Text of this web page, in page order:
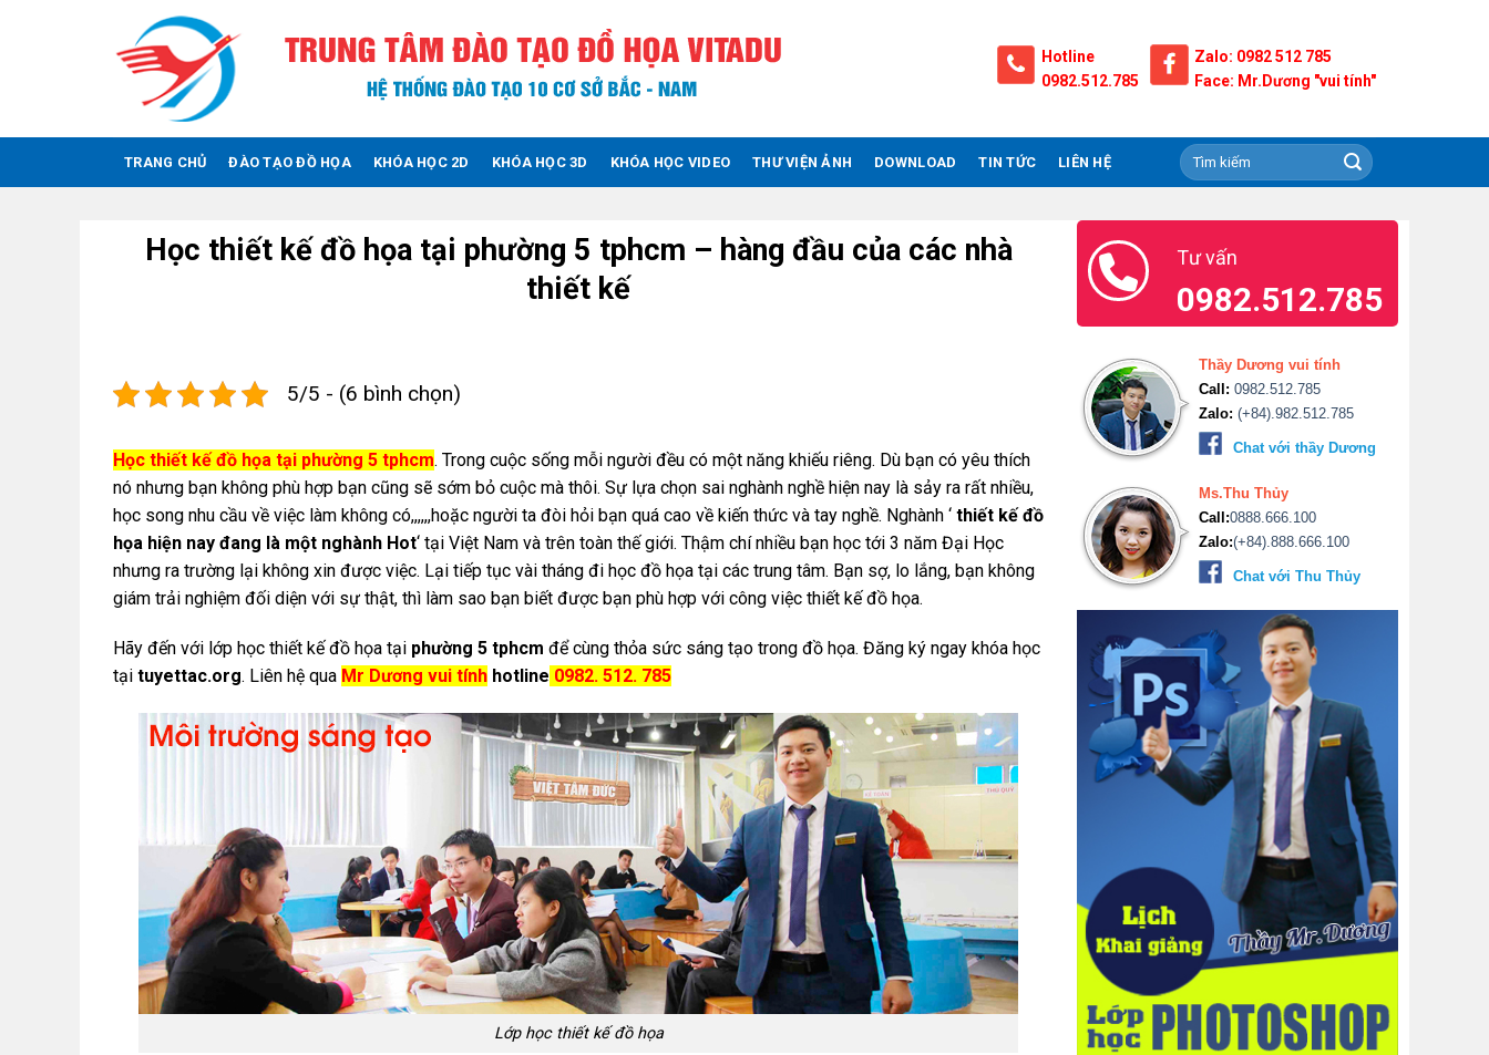
Hotline
0982.512.785
Zalo: 0982 512 785
Face: Mr.Dương "vui tính"
TRANG CHỦ ĐÀO TẠO ĐỒ HỌA KHÓA HỌC 2D KHÓA HỌC 3D KHÓA HỌC VIDEO THƯ VIỆN ẢNH DOWNLOAD TIN TỨC LIÊN HỆ
Học thiết kế đồ họa tại phường 5 tphcm – hàng đầu của các nhà
thiết kế
5/5 - (6 bình chọn)
Học thiết kế đồ họa tại phường 5 tphcm. Trong cuộc sống mỗi người đều có một năng khiếu riêng. Dù bạn có yêu thích
nó nhưng bạn không phù hợp bạn cũng sẽ sớm bỏ cuộc mà thôi. Sự lựa chọn sai nghành nghề hiện nay là sảy ra rất nhiều,
học song nhu cầu về việc làm không có,,,,,,hoặc người ta đòi hỏi bạn quá cao về kiến thức và tay nghề. Nghành ‘ thiết kế đồ
họa hiện nay đang là một nghành Hot‘ tại Việt Nam và trên toàn thế giới. Thậm chí nhiều bạn học tới 3 năm Đại Học
nhưng ra trường lại không xin được việc. Lại tiếp tục vài tháng đi học đồ họa tại các trung tâm. Bạn sợ, lo lắng, bạn không
giám trải nghiệm đối diện với sự thật, thì làm sao bạn biết được bạn phù hợp với công việc thiết kế đồ họa.
Hãy đến với lớp học thiết kế đồ họa tại phường 5 tphcm để cùng thỏa sức sáng tạo trong đồ họa. Đăng ký ngay khóa học
tại tuyettac.org. Liên hệ qua Mr Dương vui tính hotline 0982. 512. 785
Lớp học thiết kế đồ họa
Tư vấn
0982.512.785
Thầy Dương vui tính
Call: 0982.512.785
Zalo: (+84).982.512.785
Chat với thầy Dương
Ms.Thu Thủy
Call:0888.666.100
Zalo:(+84).888.666.100
Chat với Thu Thủy